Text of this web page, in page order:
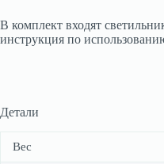
В комплект входят
инструкция по
Детали
Вес